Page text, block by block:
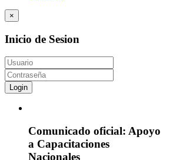
×
Inicio de Sesion
Login
Comunicado oficial: Apoyo
a Capacitaciones
Nacionales